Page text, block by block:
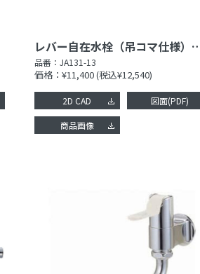
レバー自在水栓（吊
品番： JA131-13
価格：¥11,400(税込¥12,540)
2D CAD 図面(PDF)
商品画像